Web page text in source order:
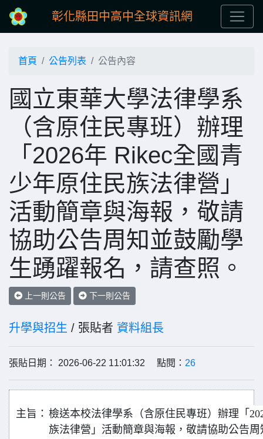
彰化縣田中高中全球資訊網
首頁 公告列表 公告內容
國立東華大學法律學系
（含原住民專班）辦理
「2026年 Rikec全國青
少年原住民族法律營」
活動簡章與海報，敬請
協助公告周知並鼓勵學
生踴躍報名，請查照。
上一則公告 下一則公告
升學與招生 / 張貼者 資料組長
張貼日期： 2026-06-22 11:01:32 點閱： 26
主旨： 檢送本校法律學系（含原住民專班）辦理「
族法律營」活動簡章與海報，敬請協助公告